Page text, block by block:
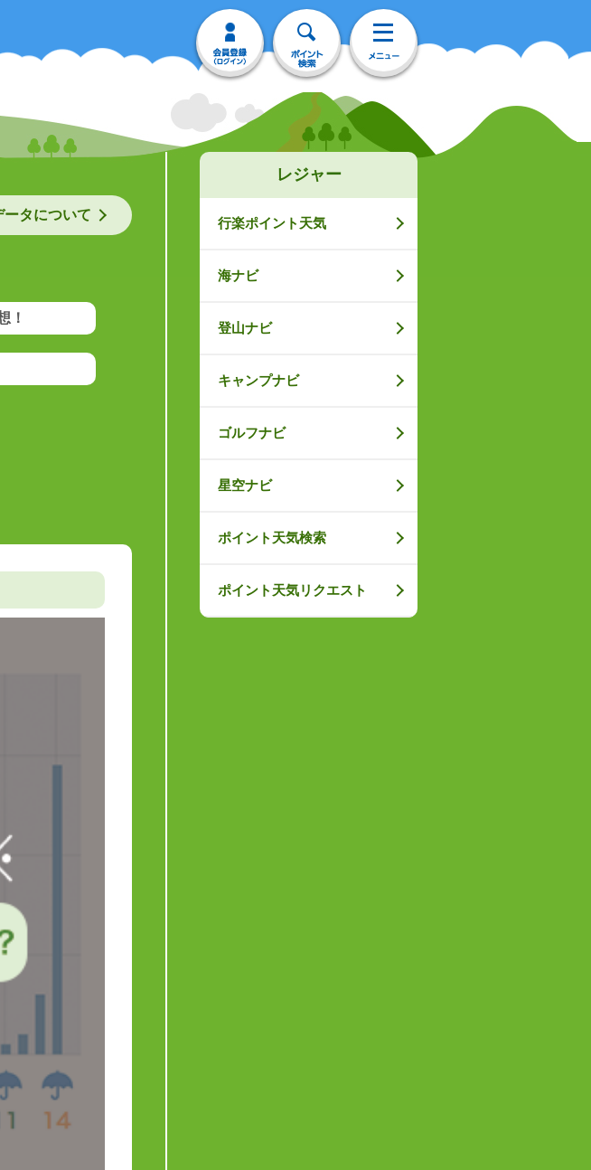
ータについて
！
レジャー
行楽ポイント天気
海ナビ
登山ナビ
キャンプナビ
ゴルフナビ
星空ナビ
ポイント天気検索
ポイント天気リクエスト